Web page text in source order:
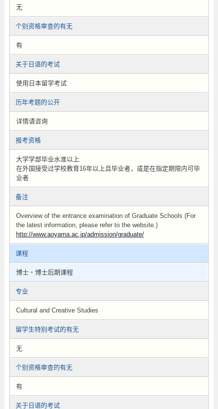
无
个别资格审查的有无
有
关于日语的考试
使用日本留学考试
历年考题的公开
详情请咨询
报考资格
大学学部毕业水准以上
在外国接受过学校教育16年以上且毕业者，或是在指定期限内可毕
业者
备注
Overview of the entrance examination of Graduate Schools (For
the latest information, please refer to the website.)
http://www.aoyama.ac.jp/admission/graduate/
课程
博士・博士后期课程
专业
Cultural and Creative Studies
留学生特别考试的有无
无
个别资格审查的有无
有
关于日语的考试